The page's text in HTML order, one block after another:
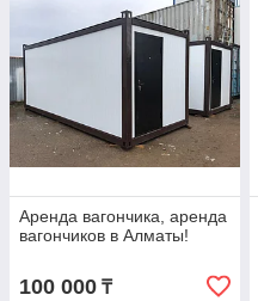
Аренда вагончика, аренда
вагончиков в Алматы!
100 000 ₸